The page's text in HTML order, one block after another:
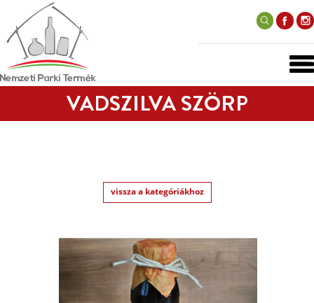
VADSZILVA SZÖRP
vissza a kategóriákhoz